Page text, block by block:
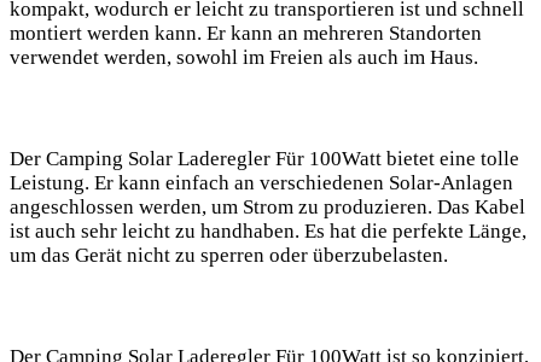
kompakt, wodurch er leicht ⁣zu transportieren ist ⁢und schnell
montiert werden kann. Er kann an mehreren Standorten
verwendet werden, sowohl im Freien als auch im Haus.
Der Camping Solar Laderegler Für 100Watt bietet eine tolle
Leistung. ​Er kann einfach an verschiedenen Solar-Anlagen
‍angeschlossen werden, um Strom zu produzieren. Das Kabel
ist auch sehr leicht zu handhaben. Es hat die perfekte Länge,
um das Gerät nicht zu sperren oder überzubelasten.
Der Camping Solar Laderegler Für 100Watt ist so konzipiert,